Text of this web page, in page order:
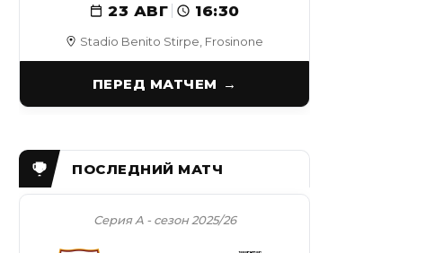
Stadio Benito Stirpe, Frosinone
23 АВГ 16:30
ПЕРЕД МАТЧЕМ
Серия А - сезон 2025/26